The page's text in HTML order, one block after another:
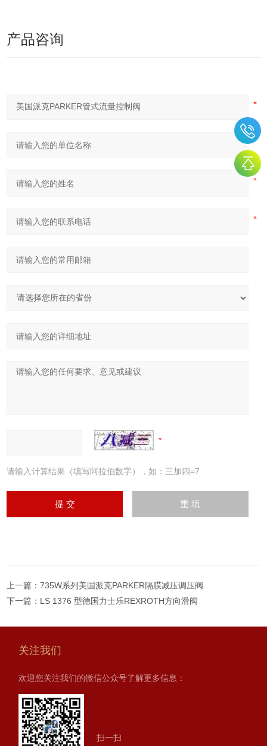
产品咨询
请输入计算结果（填写阿拉伯数字），如：三加四=7
上一篇：735W系列美国派克PARKER隔膜减压调压阀
下一篇： LS 1376 型德国力士乐REXROTH方向滑阀
关注我们
欢迎您关注我们的微信公众号了解更多信息：
扫一扫